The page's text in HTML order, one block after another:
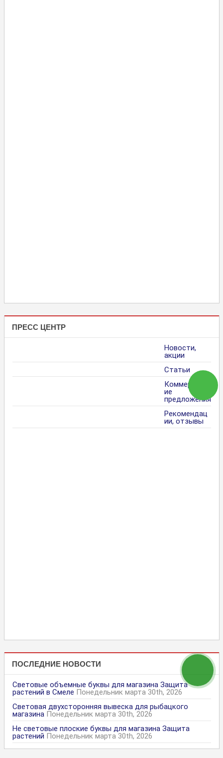
ПРЕСС ЦЕНТР
Новости,
акции
Статьи
Коммерческ
ие
предложения
Рекомендац
ии, отзывы
ПОСЛЕДНИЕ НОВОСТИ
Световые объемные буквы для магазина Защита
растений в Смеле Понедельник марта 30th, 2026
Световая двухсторонняя вывеска для рыбацкого
магазина Понедельник марта 30th, 2026
Не световые плоские буквы для магазина Защита
растений Понедельник марта 30th, 2026